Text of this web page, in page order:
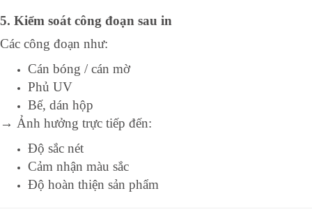
5. Kiểm soát công đoạn sau in
Các công đoạn như:
Cán bóng / cán mờ
Phủ UV
Bế, dán hộp
→ Ảnh hưởng trực tiếp đến:
Độ sắc nét
Cảm nhận màu sắc
Độ hoàn thiện sản phẩm